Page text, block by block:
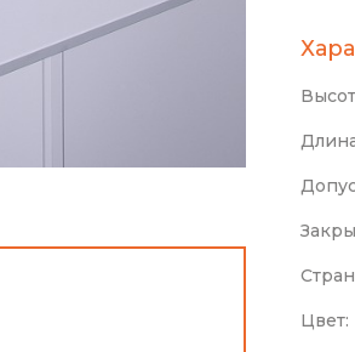
Цвет: